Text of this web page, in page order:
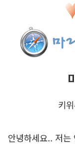
키
안녕하세요.. 저는